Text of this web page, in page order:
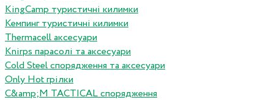
KingCamp туристичні килимки
Кемпинг туристичні килимки
Thermacell аксесуари
Knirps парасолі та аксесуари
Cold Steel спорядження та аксесуари
Only Hot грілки
C&amp;M TACTICAL спорядження